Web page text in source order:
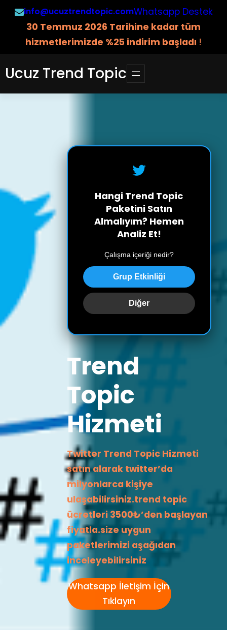
İçeriğeinfo@ucuztrendtopic.comWhatsapp Destek
30 Temmuz 2026 Tarihine kadar tüm
hizmetlerimizde %25 indirim başladı !
Ucuz Trend Topic
Hangi Trend Topic
Paketini Satın
Almalıyım? Hemen
Analiz Et!
Çalışma içeriği nedir?
Grup Etkinliği
Diğer
Trend
Topic
Hizmeti
Twitter Trend Topic Hizmeti
satın alarak twitter’da
milyonlarca kişiye
ulaşabilirsiniz.trend topic
ücretleri 3500₺’den başlayan
fiyatla.size uygun
paketlerimizi aşağıdan
inceleyebilirsiniz
Whatsapp İletişim İçin
Tıklayın